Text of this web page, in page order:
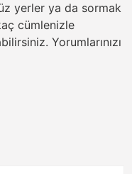
yerler ya da sormak
cümlenizle
Yorumlarınızı